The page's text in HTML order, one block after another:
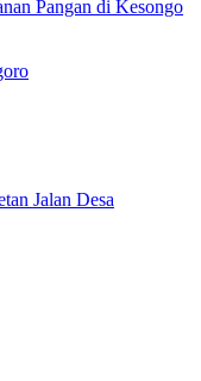
Pangan di Kesongo
Jalan Desa